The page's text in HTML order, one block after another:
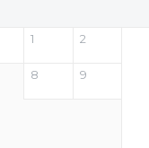
1 2
8 9